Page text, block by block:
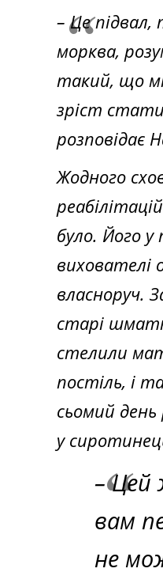
– Це підвал,
морква,
такий, що
зріст
розповідає
Жодного
було. Його у
вихователі
власноруч.
старі
стелили
постіль, і
сьомий
у
– Цей
вам
не